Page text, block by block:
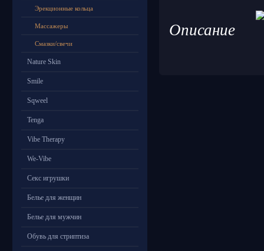
Эрекционные кольца
Массажеры
Смазки/свечи
Nature Skin
Smile
Sqweel
Tenga
Vibe Therapy
We-Vibe
Секс игрушки
Белье для женщин
Белье для мужчин
Обувь для стриптиза
Описание